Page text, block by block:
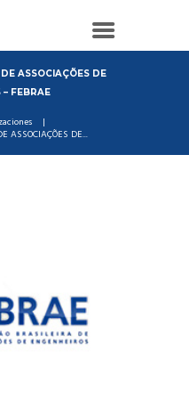
ASSOCIAÇÕES DE
– FEBRAE
ASSOCIAÇÕES DE...